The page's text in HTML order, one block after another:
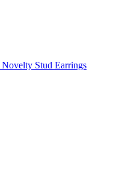
Stud Earrings